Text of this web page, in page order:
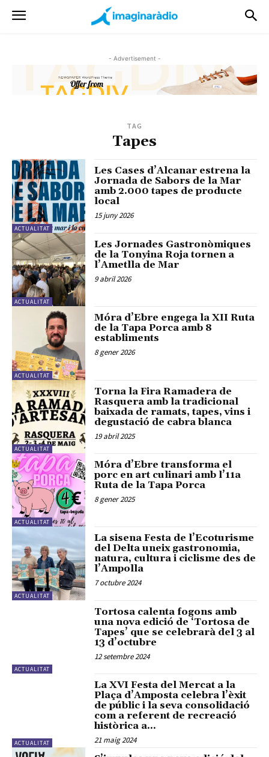
- Advertisement -
TAG
Tapes
ACTUALITAT
Les Cases d’Alcanar estrena la
Jornada de Sabors de la Mar
amb 2.000 tapes de producte
local
15 juny 2026
ACTUALITAT
Les Jornades Gastronòmiques
de la Tonyina Roja tornen a
l’Ametlla de Mar
9 abril 2026
ACTUALITAT
Móra d’Ebre engega la XII Ruta
de la Tapa Porca amb 8
establiments
8 gener 2026
ACTUALITAT
Torna la Fira Ramadera de
Rasquera amb la tradicional
baixada de ramats, tapes, vins i
degustació de cabra blanca
19 abril 2025
ACTUALITAT
Móra d’Ebre transforma el
porc en art culinari amb l’11a
Ruta de la Tapa Porca
8 gener 2025
ACTUALITAT
La sisena Festa de l’Ecoturisme
del Delta uneix gastronomia,
natura, cultura i ciclisme des de
l’Ampolla
7 octubre 2024
ACTUALITAT
Tortosa calenta fogons amb
una nova edició de ‘Tortosa de
Tapes’ que se celebrarà del 3 al
13 d’octubre
12 setembre 2024
ACTUALITAT
La XVI Festa del Mercat a la
Plaça d’Amposta celebra l’èxit
de públic i la seva consolidació
com a referent de recreació
històrica a...
21 maig 2024